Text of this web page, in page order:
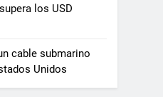
los USD
cable submarino
Unidos